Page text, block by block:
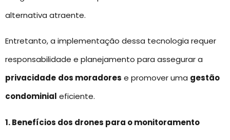
alternativa atraente.
Entretanto, a implementação dessa tecnologia requer
responsabilidade e planejamento para assegurar a
privacidade dos moradores e promover uma gestão
condominial eficiente.
1. Benefícios dos drones para o monitoramento